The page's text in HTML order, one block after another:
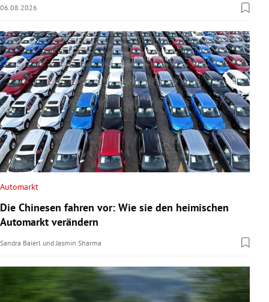
06.08.2026
Automarkt
Die Chinesen fahren vor: Wie sie den heimischen
Automarkt verändern
Sandra Baierl und Jasmin Sharma